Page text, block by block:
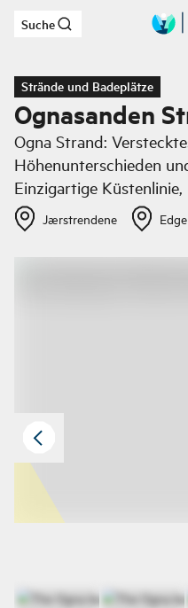
Zum Hauptinhalt
Suche
Strände und Badeplätze
Ognasanden
Ogna Strand:
Höhenunterschieden
Einzigartige
Jærstrendene